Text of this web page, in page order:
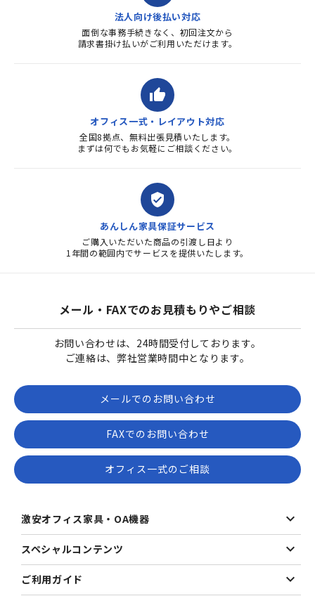
法人向け後払い対応
面倒な事務手続きなく、初回注文から
請求書掛け払いがご利用いただけます。
thumb_up
オフィス一式・レイアウト対応
全国8拠点、無料出張見積いたします。
まずは何でもお気軽にご相談ください。
verified_user
あんしん家具保証サービス
ご購入いただいた商品の引渡し日より
1年間の範囲内でサービスを提供いたします。
メール・FAXでのお見積もりやご相談
お問い合わせは、24時間受付しております。
ご連絡は、弊社営業時間中となります。
メールでのお問い合わせ
FAXでのお問い合わせ
オフィス一式のご相談
激安オフィス家具・OA機器
スペシャルコンテンツ
ご利用ガイド